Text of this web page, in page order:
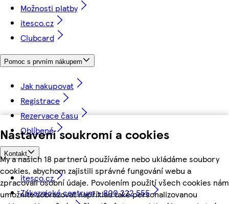
Nastavení soukromí a cookies
My a našich 18 partnerů používáme nebo ukládáme soubory
cookies, abychom zajistili správné fungování webu a
zpracovali osobní údaje. Povolením použití všech cookies nám
umožníte zobrazovat například také personalizovanou
Možnosti platby
itesco.cz
Clubcard
Pomoc s prvním nákupem
Jak nakupovat
Registrace
Rezervace času
Oblíbené
Kontakt
itesco.cz
Zákaznické centrum - 800 222 555